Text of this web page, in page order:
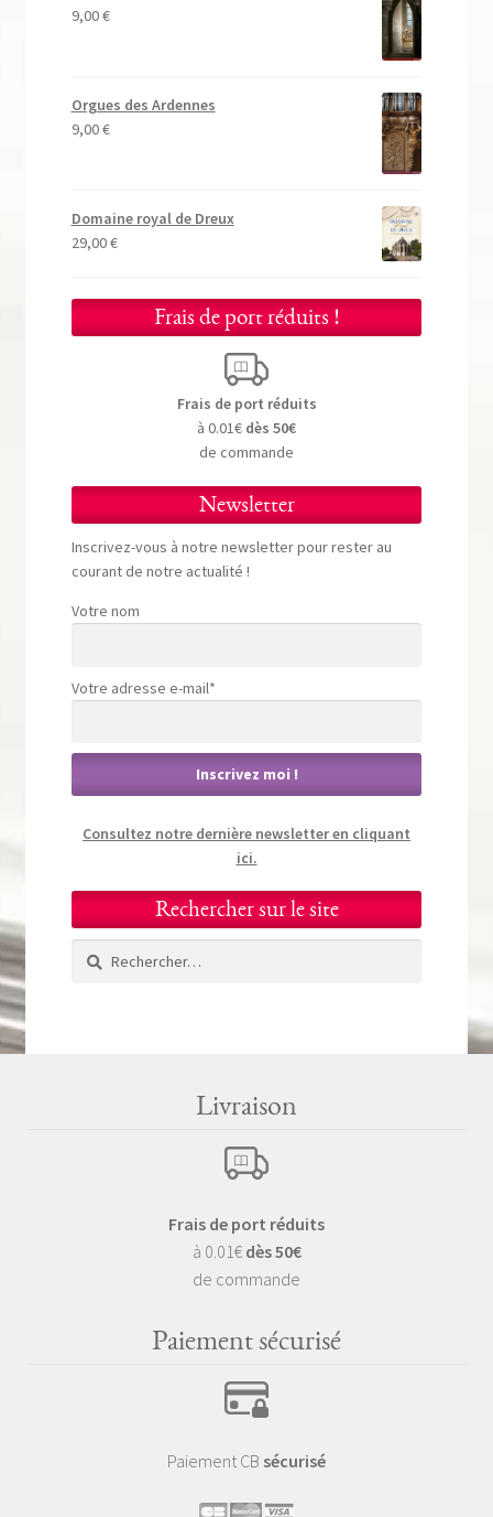
9,00€
Orgues des Ardennes
9,00€
Domaine royal de Dreux
29,00€
Frais de port réduits !
Frais de port réduits
à 0.01€ dès 50€
de commande
Newsletter
Inscrivez-vous à notre newsletter pour rester au
courant de notre actualité !
Votre nom
Votre adresse e-mail*
Consultez notre dernière newsletter en cliquant
ici.
Rechercher sur le site
Rechercher :
Livraison
Frais de port réduits
à 0.01€ dès 50€
de commande
Paiement sécurisé
Paiement CB sécurisé